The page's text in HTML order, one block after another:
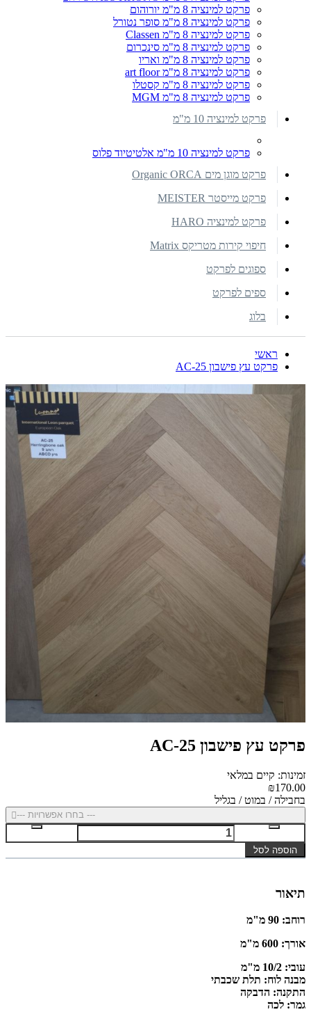
פרקט למינציה 8 מ"מ יורוהום
פרקט למינציה 8 מ"מ סופר נטורל
פרקט למינציה 8 מ"מ Classen
פרקט למינציה 8 מ"מ סינכרום
פרקט למינציה 8 מ"מ ואריו
פרקט למינציה 8 מ"מ art floor
פרקט למינציה 8 מ"מ קסטלו
פרקט למינציה 8 מ"מ MGM
פרקט למינציה 10 מ"מ
פרקט למינציה 10 מ"מ אלטיטיוד פלוס
פרקט מוגן מים Organic ORCA
פרקט מייסטר MEISTER
פרקט למינציה HARO
חיפוי קירות מטריקס Matrix
ספוגים לפרקט
ספים לפרקט
בלוג
ראשי
פרקט עץ פישבון AC-25
פרקט עץ פישבון AC-25
זמינות: קיים במלאי
₪170.00
בחבילה / במוט / בגליל
--- בחרו אפשרויות ---
הוספה לסל
תיאור
רוחב: 90 מ"מ
אורך: 600 מ"מ
עובי: 10/2 מ"מ
מבנה לוח: תלת שכבתי
התקנה: הדבקה
גמר: לכה